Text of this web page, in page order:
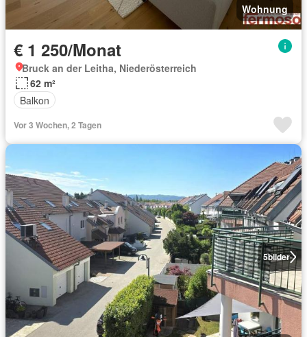
Wohnung
€ 1 250/Monat
Bruck an der Leitha, Niederösterreich
62 m²
Balkon
Vor 3 Wochen, 2 Tagen
5bilder